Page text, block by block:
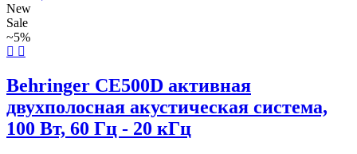
New
Sale
~5%
Behringer CE500D активная
двухполосная акустическая система,
100 Вт, 60 Гц - 20 кГц